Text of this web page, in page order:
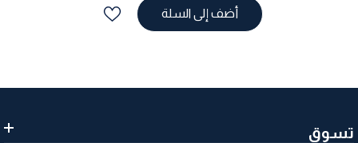
أضف إلى السلة
تسوق